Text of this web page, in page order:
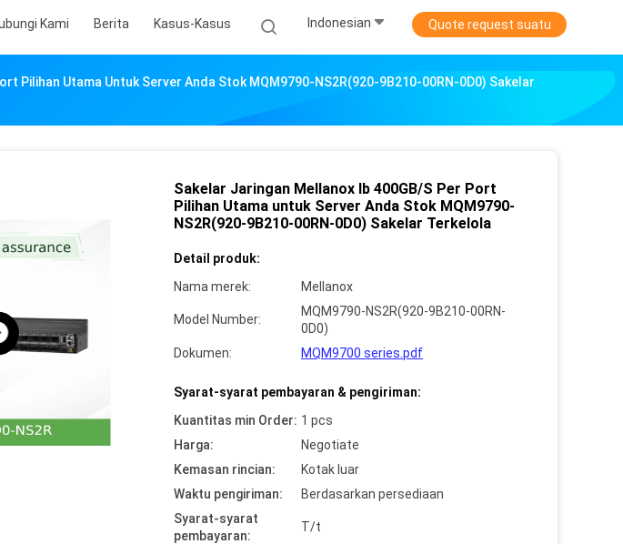
Kami Berita Kasus-Kasus Indonesian Quote request suatu
Pilihan Utama Untuk Server Anda Stok MQM9790-NS2R(920-9B210-00RN-0D0) Sakelar
Sakelar Jaringan Mellanox Ib 400GB/S Per Port
Pilihan Utama untuk Server Anda Stok MQM9790-
NS2R(920-9B210-00RN-0D0) Sakelar Terkelola
Detail produk:
Nama merek:
Mellanox
Model Number:
MQM9790-NS2R(920-9B210-00RN-
0D0)
Dokumen:
MQM9700 series.pdf
Syarat-syarat pembayaran & pengiriman:
Kuantitas min Order: 1 pcs
Harga:
Negotiate
Kemasan rincian:
Kotak luar
Waktu pengiriman:
Berdasarkan persediaan
Syarat-syarat
pembayaran:
T/t